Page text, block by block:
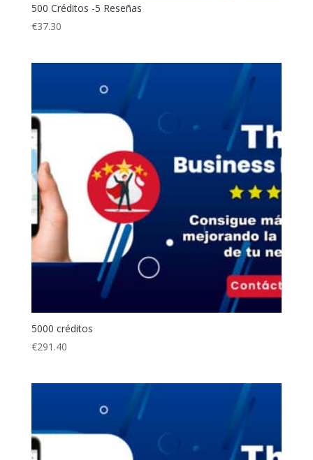
500 Créditos -5 Reseñas
€37.30
5000 créditos
€291.40